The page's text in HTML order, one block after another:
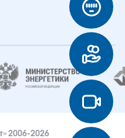
2006-2026